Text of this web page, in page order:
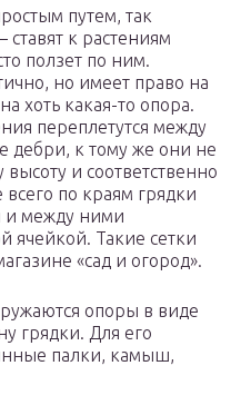
путем, так
ставят к растениям
ползет по ним.
но имеет право на
хоть какая-то опора.
переплетутся между
дебри, к тому же они не
и соответственно
по краям грядки
и между ними
ячейкой. Такие сетки
«сад и огород».
опоры в виде
грядки. Для его
палки, камыш,